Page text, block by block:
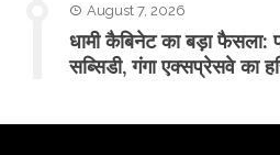
August 7, 2026
​धामी कैबिनेट का बड़ा
सब्सिडी, गंगा एक्सप्रेसवे का